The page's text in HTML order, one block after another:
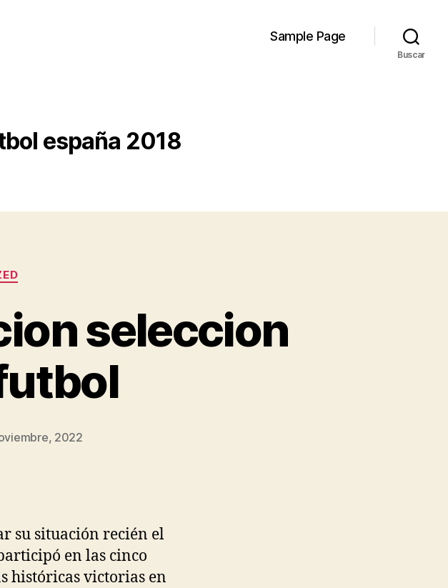
Sample Page
Buscar
españa 2018
seleccion
2022
su situación recién el
en las cinco
históricas victorias en